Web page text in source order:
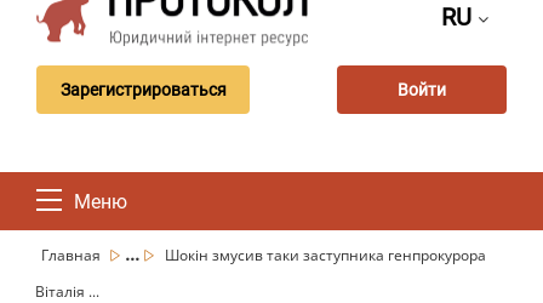
RU
Зарегистрироваться Войти
Меню
Главная ...
Шокін змусив таки заступника генпрокурора
Віталія ...